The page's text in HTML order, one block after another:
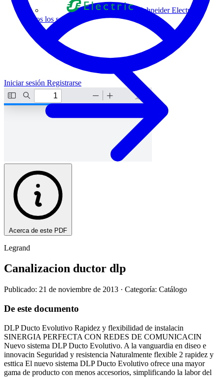
Schneider Electric
Todos los socios
Iniciar sesión Registrarse
Acerca de este PDF
Legrand
Canalizacion ductor dlp
Publicado: 21 de noviembre de 2013 · Categoría: Catálogo
De este documento
DLP Ducto Evolutivo Rapidez y flexibilidad de instalacin
SINERGIA PERFECTA CON REDES DE COMUNICACIN
Nuevo sistema DLP Ducto Evolutivo. A la vanguardia en diseo e
innovacin Seguridad y resistencia Naturalmente flexible 2 rapidez y
esttica El nuevo sistema DLP Ducto Evolutivo ofrece una mayor
gama de producto con menos accesorios, simplificando la labor del